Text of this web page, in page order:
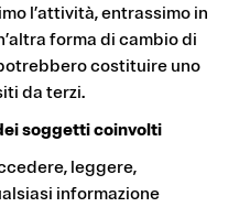
l’attività, entrassimo in
forma di cambio di
costituire uno
da terzi.
soggetti coinvolti
leggere,
informazione